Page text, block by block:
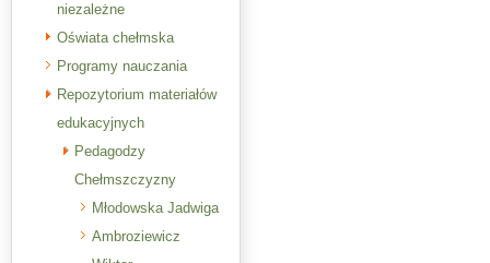
niezależne
Oświata chełmska
Programy nauczania
Repozytorium materiałów
edukacyjnych
Pedagodzy
Chełmszczyzny
Młodowska Jadwiga
Ambroziewicz